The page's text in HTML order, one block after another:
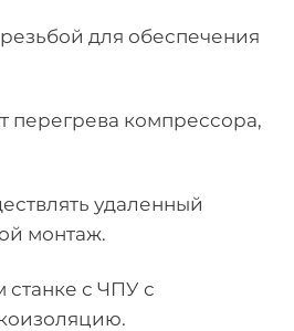
для обеспечения
перегрева компрессора,
удаленный
монтаж.
станке с ЧПУ с